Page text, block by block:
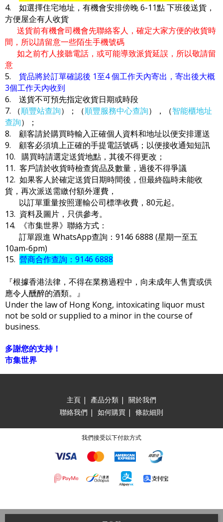
4. 如選擇住宅地址，有機會安排傍晚 6-11點 下班後送貨，
方便屋企有人收貨
送貨前有機會司機會先聯絡客人，確定大家方便的收貨時
間，所以請留意一些陌生手機號碼
如之前冇人接聽電話，或可能導致派貨延誤，所以敬請留
意
5. 貨品將於訂單確認後 1至4 個工作天內寄出，寄出後大概
3個工作天內收到
6. 送貨不可預先指定收貨日期或時段
7. （順豐站查詢）；（順豐服務中心查詢），（智能櫃地址
查詢）；
8. 顧客請於購買時輸入正確個人資料和地址以便安排運送
9. 顧客必須填上正確的手提電話號碼；以便接收通知短訊
10. 購買時請選定送貨地點，其後不得更改；
11. 客戶請於收貨時檢查貨品及數量，過後不得爭議
12. 如果客人於確定送貨日期時間後，但最終臨時未能收
貨，再次派送需繳付額外運費，
以訂單重量按照運輸公司標準收費，80元起。
13. 資料及圖片，只供參考。
14. 《市集世界》聯絡方式：
訂單跟進 WhatsApp查詢：9146 6888 (星期一至五
10am-6pm)
15. 營商合作查詢：9146 6888
『根據香港法律，不得在業務過程中，向未成年人售賣或供
應令人醺醉的酒類。』
Under the law of Hong Kong, intoxicating liquor must
not be sold or supplied to a minor in the course of
business.
多謝您的支持！
市集世界
主頁 | 產品分類 | 關於我們
聯絡我們 | 如何購買 | 條款細則
我們接受以下付款方式